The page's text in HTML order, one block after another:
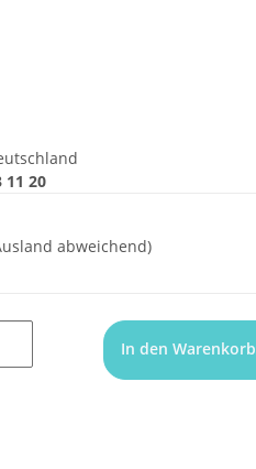
11 20
abweichend)
In den Warenkorb